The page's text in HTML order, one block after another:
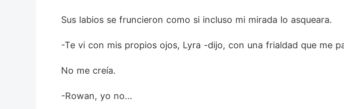
Sus labios se fruncieron como si incluso mi mirada lo asqueara.
-Te vi con mis propios ojos, Lyra -dijo, con una frialdad que me
No me creía.
-Rowan, yo no...